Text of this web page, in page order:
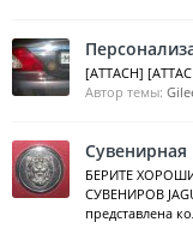
[ATTACH]
Автор темы:
Сувенирная
БЕРИТЕ
СУВЕНИРОВ
представлена